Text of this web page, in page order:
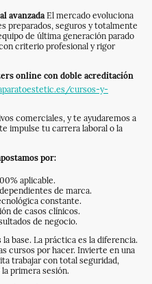
avanzada El mercado evoluciona
preparados, seguros y totalmente
de última generación parado
criterio profesional y rigor
online con doble acreditación
cursos-y-
comerciales, y te ayudaremos a
impulse tu carrera laboral o la
por:
aplicable.
de marca.
constante.
de casos clínicos.
de negocio.
base. La práctica es la diferencia.
cursos por hacer. Invierte en una
trabajar con total seguridad,
primera sesión.